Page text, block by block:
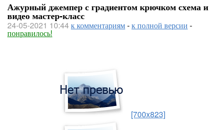
Ажурный джемпер с градиентом крючком схема и
видео мастер-класс
24-05-2021 10:44к комментариям-к полной версии -
понравилось!
[700x823]